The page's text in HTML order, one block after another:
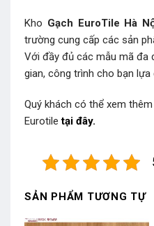
Kho Gạch EuroTile Hà
trường cung cấp các sản
Với đầy đủ các mẫu mã đa
gian, công trình cho bạn lựa
Quý khách có thể xem
Eurotiletại đây.
SẢN PHẨM TƯƠNG TỰ